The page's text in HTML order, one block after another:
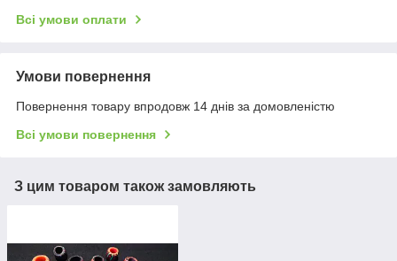
Всі умови оплати
Умови повернення
Повернення товару впродовж 14 днів за домовленістю
Всі умови повернення
З цим товаром також замовляють